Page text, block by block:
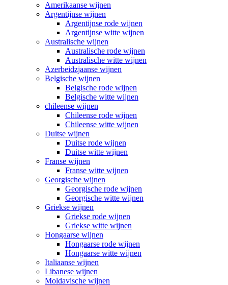
Amerikaanse wijnen
Argentijnse wijnen
Argentijnse rode wijnen
Argentijnse witte wijnen
Australische wijnen
Australische rode wijnen
Australische witte wijnen
Azerbeidzjaanse wijnen
Belgische wijnen
Belgische rode wijnen
Belgische witte wijnen
chileense wijnen
Chileense rode wijnen
Chileense witte wijnen
Duitse wijnen
Duitse rode wijnen
Duitse witte wijnen
Franse wijnen
Franse witte wijnen
Georgische wijnen
Georgische rode wijnen
Georgische witte wijnen
Griekse wijnen
Griekse rode wijnen
Griekse witte wijnen
Hongaarse wijnen
Hongaarse rode wijnen
Hongaarse witte wijnen
Italiaanse wijnen
Libanese wijnen
Moldavische wijnen